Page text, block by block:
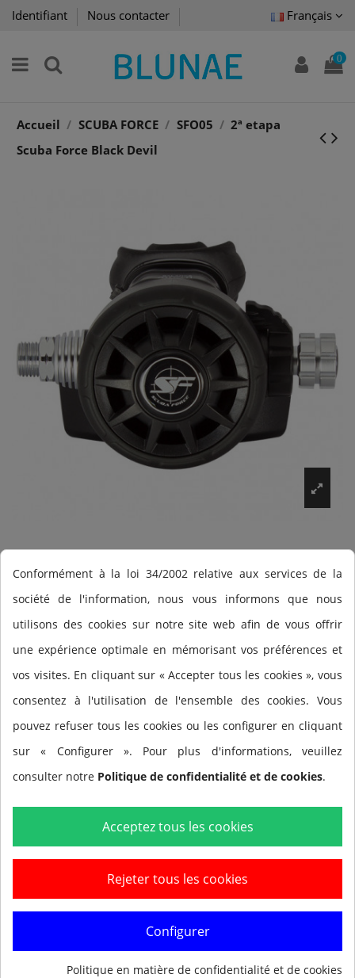
Identifiant Nous contacter Français
0
Accueil SCUBA FORCE SFO05
2ª etapa
Scuba Force Black Devil
2ª etapa Scuba Force
Black Devil
Prévenez-moi lorsque le produit est disponible
Conformément à la loi 34/2002 relative aux services de la
société de l'information, nous vous informons que nous
utilisons des cookies sur notre site web afin de vous offrir
une expérience optimale en mémorisant vos préférences et
vos visites. En cliquant sur « Accepter tous les cookies », vous
consentez à l'utilisation de l'ensemble des cookies. Vous
pouvez refuser tous les cookies ou les configurer en cliquant
sur « Configurer ». Pour plus d'informations, veuillez
consulter notre Politique de confidentialité et de cookies.
Acceptez tous les cookies
Rejeter tous les cookies
Configurer
Politique en matière de confidentialité et de cookies